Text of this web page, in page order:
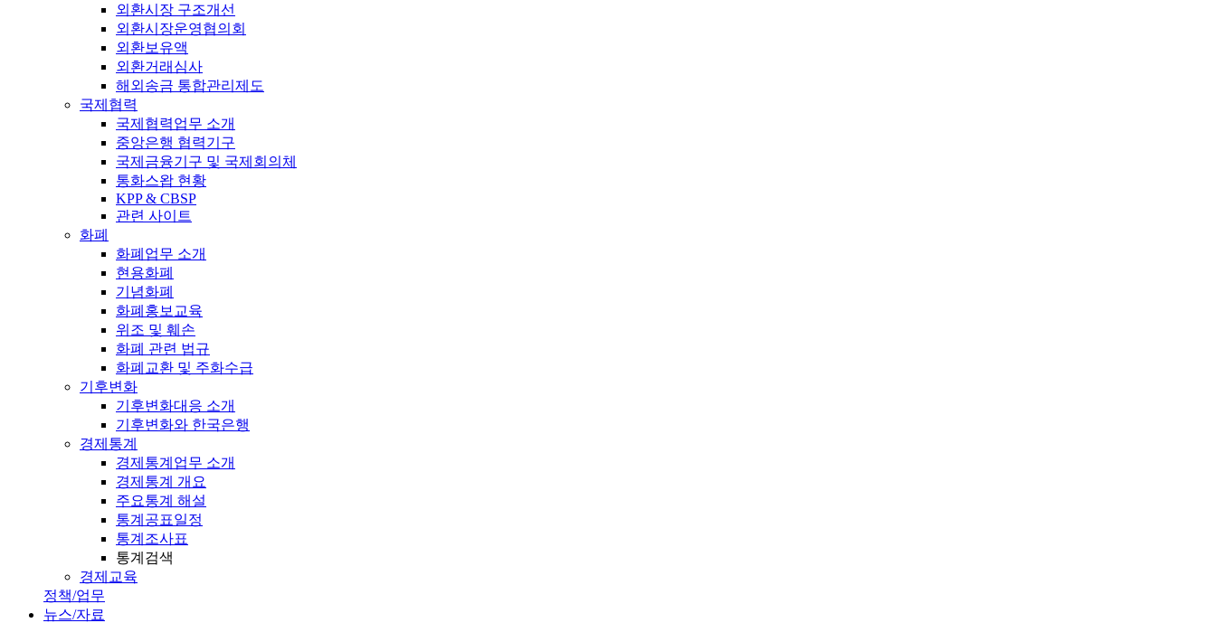
외환시장 구조개선
외환시장운영협의회
외환보유액
외환거래심사
해외송금 통합관리제도
국제협력
국제협력업무 소개
중앙은행 협력기구
국제금융기구 및 국제회의체
통화스왑 현황
KPP & CBSP
관련 사이트
화폐
화폐업무 소개
현용화폐
기념화폐
화폐홍보교육
위조 및 훼손
화폐 관련 법규
화폐교환 및 주화수급
기후변화
기후변화대응 소개
기후변화와 한국은행
경제통계
경제통계업무 소개
경제통계 개요
주요통계 해설
통계공표일정
통계조사표
통계검색
경제교육
정책/업무
뉴스/자료